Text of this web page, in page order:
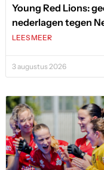
Young Red Lions:
nederlagen tegen
LEES MEER
3 augustus 2026